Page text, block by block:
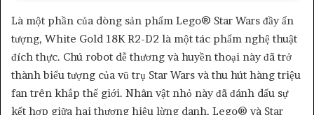
Là một phần của dòng sản phẩm Lego® Star Wars đầy ấn
tượng, White Gold 18K R2-D2 là một tác phẩm nghệ thuật
đích thực. Chú robot dễ thương và huyền thoại này đã trở
thành biểu tượng của vũ trụ Star Wars và thu hút hàng triệu
fan trên khắp thế giới. Nhân vật nhỏ này đã đánh dấu sự
kết hợp giữa hai thương hiệu lừng danh, Lego® và Star